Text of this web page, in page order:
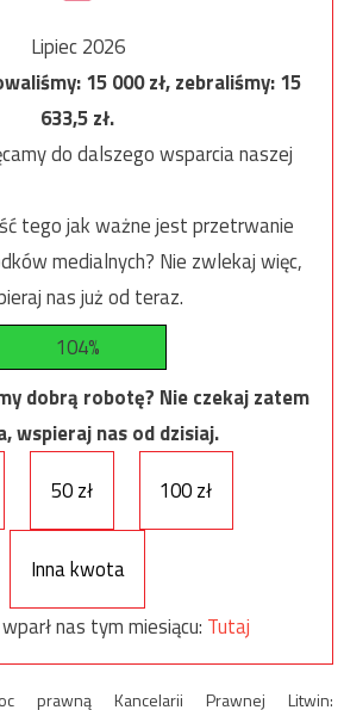
Lipiec 2026
15 000zł, zebraliśmy:15
633,5zł.
do dalszego wsparcia naszej
tego jak ważne jest przetrwanie
medialnych? Nie zwlekaj więc,
nas już od teraz.
104%
dobrą robotę? Nie czekaj zatem
wspieraj nas od dzisiaj.
50 zł 100 zł
Inna kwota
nas tym miesiącu: Tutaj
prawną Kancelarii Prawnej Litwin: